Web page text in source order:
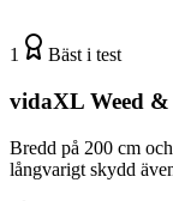
1 Bäst i test
vidaXL Weed
Bredd på 200 cm
långvarigt skydd